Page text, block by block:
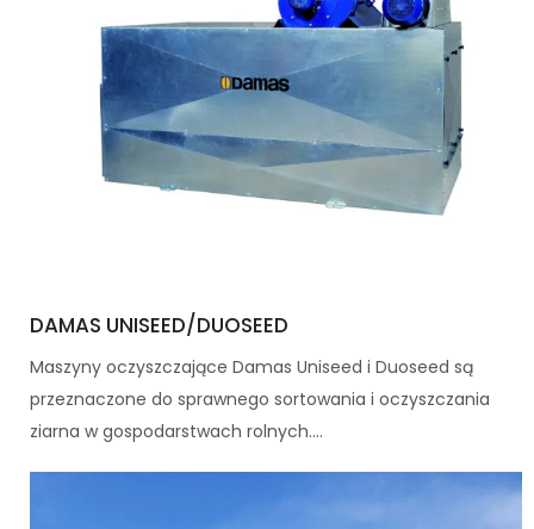
DAMAS UNISEED/DUOSEED
Maszyny oczyszczające Damas Uniseed i Duoseed są
przeznaczone do sprawnego sortowania i oczyszczania
ziarna w gospodarstwach rolnych....